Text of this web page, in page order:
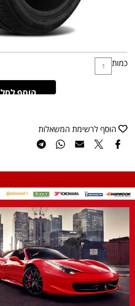
כמות
הוסף לסל
הוסף לרשימת המשאלות